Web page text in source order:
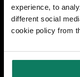
experience, to
different social
cookie policy from
LCA for
LCA for